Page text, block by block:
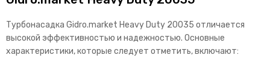
Турбонасадка Gidro.market Heavy Duty 20035 отличается
высокой эффективностью и надежностью. Основные
характеристики, которые следует отметить, включают: